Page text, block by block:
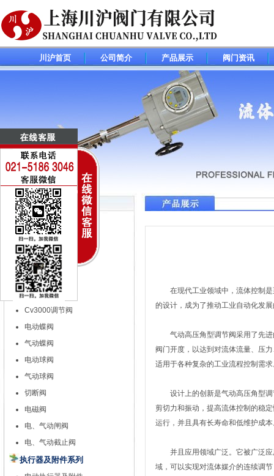
川沪首页 公司简介 产品展示 阀门资讯
调节阀(控制阀)系列
电动调节阀
气动调节阀
特殊调节阀
自力式调节阀
Cv3000调节阀
电动蝶阀
气动蝶阀
电动球阀
气动球阀
切断阀
电磁阀
电、气动闸阀
电、气动截止阀
执行器及附件系列
在现代工业领域中，流体控制是
的设计，成为了推动工业自动化发
气动高压角型调节阀采用了先进
阀门开度，以达到对流体流量、压
适用于各种复杂的工业流程控制需
设计上的创新是气动高压角型调
剪切力和振动，提高流体控制的稳
运行，并且具有长寿命和低维护成
并且应用领域广泛。它被广泛应
域，可以实现对流体媒介的连续调